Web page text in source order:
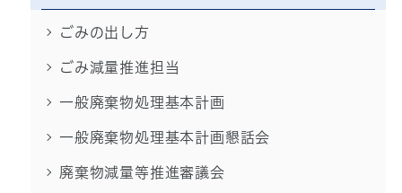
ごみの出し方
ごみ減量推進担当
一般廃棄物処理基本計画
一般廃棄物処理基本計画懇話会
廃棄物減量等推進審議会